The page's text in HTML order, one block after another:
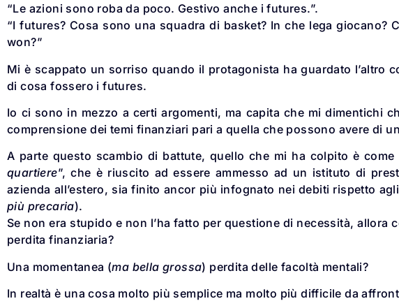
“Le azioni sono roba da poco. Gestivo anche i futures.”.
“I futures? Cosa sono una squadra di basket? In che lega giocano?
won?”
Mi è scappato un sorriso quando il protagonista ha guardato l’altro
di cosa fossero i futures.
Io ci sono in mezzo a certi argomenti, ma capita che mi dimentichi
comprensione dei temi finanziari pari a quella che possono avere di
A parte questo scambio di battute, quello che mi ha colpito è
quartiere”, che è riuscito ad essere ammesso ad un istituto di
azienda all’estero, sia finito ancor più infognato nei debiti rispetto
più precaria).
Se non era stupido e non l’ha fatto per questione di necessità, allora
perdita finanziaria?
Una momentanea (ma bella grossa) perdita delle facoltà mentali?
In realtà è una cosa molto più semplice ma molto più difficile da